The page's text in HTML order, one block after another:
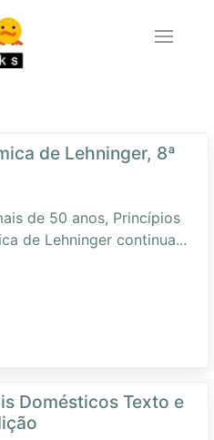
de Lehninger, 8ª
de 50 anos, Princípios
de Lehninger continua...
Domésticos Texto e